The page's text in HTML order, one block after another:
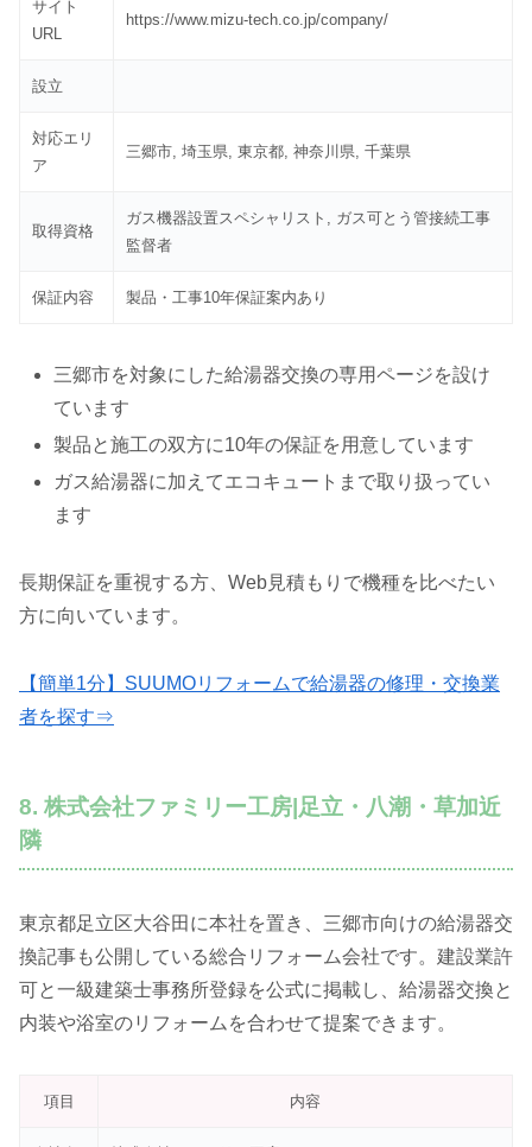
サイト
URL
https://www.mizu-tech.co.jp/company/
設立
対応エリ
ア
三郷市, 埼玉県, 東京都, 神奈川県, 千葉県
取得資格
ガス機器設置スペシャリスト, ガス可とう管接続工事
監督者
保証内容 製品・工事10年保証案内あり
三郷市を対象にした給湯器交換の専用ページを設け
ています
製品と施工の双方に10年の保証を用意しています
ガス給湯器に加えてエコキュートまで取り扱ってい
ます
長期保証を重視する方、Web見積もりで機種を比べたい
方に向いています。
【簡単1分】SUUMOリフォームで給湯器の修理・交換業
者を探す⇒
8. 株式会社ファミリー工房|足立・八潮・草加近
隣
東京都足立区大谷田に本社を置き、三郷市向けの給湯器交
換記事も公開している総合リフォーム会社です。建設業許
可と一級建築士事務所登録を公式に掲載し、給湯器交換と
内装や浴室のリフォームを合わせて提案できます。
項目 内容